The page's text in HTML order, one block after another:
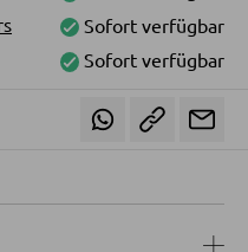
Babyernährung
Verschiedenes
Sofort verfügbar
Sofort verfügbar